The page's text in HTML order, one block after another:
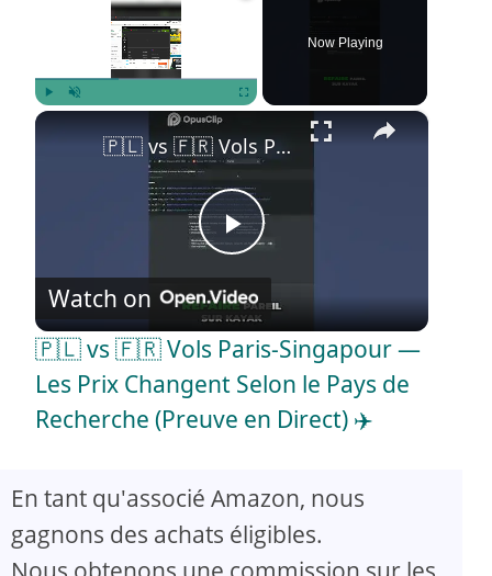
Now Playing
×
P
l
a
V
🇵🇱 vs 🇫🇷 Vols Paris-Singapour — Les Prix Changent Selon le Pays de Recherche (Preuve en Direct) ✈️
Watch on
🇵🇱 vs 🇫🇷 Vols Paris-Singapour —
Les Prix Changent Selon le Pays de
Recherche (Preuve en Direct) ✈️
En tant qu'associé Amazon, nous
gagnons des achats éligibles.